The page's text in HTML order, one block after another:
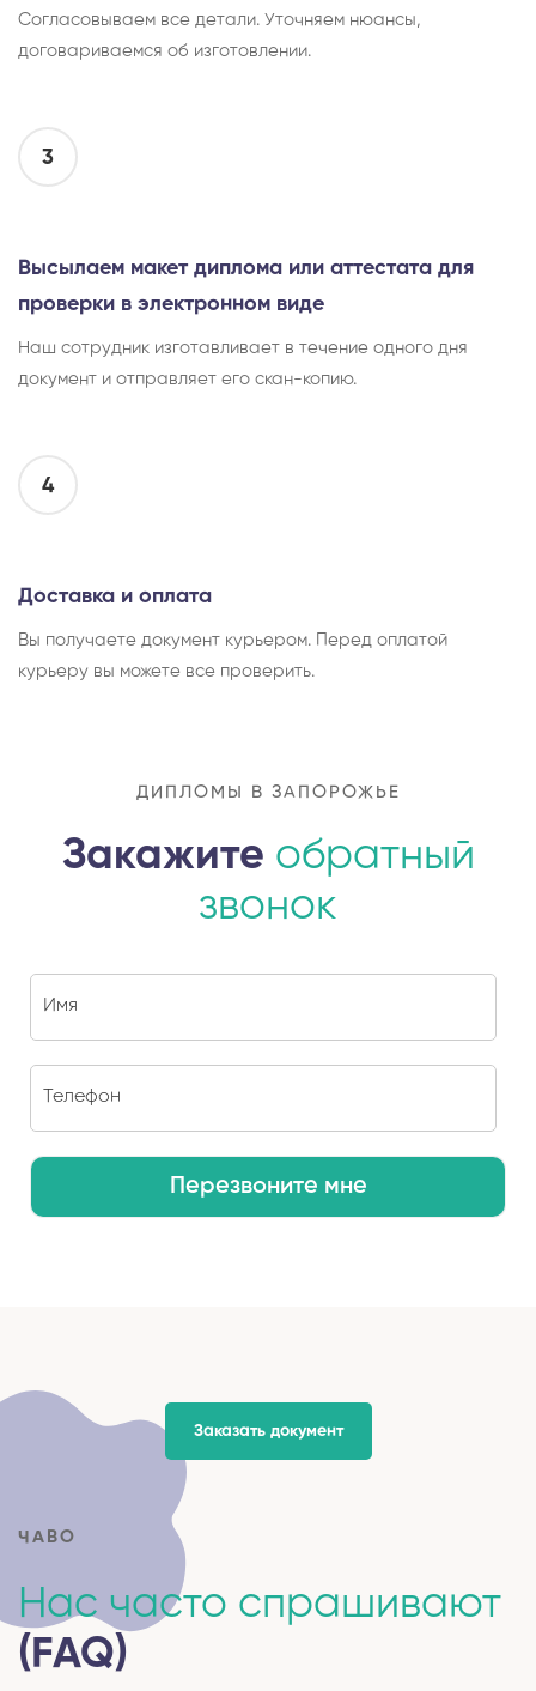
Согласовываем все детали. Уточняем нюансы,
договариваемся об изготовлении.
3
Высылаем макет диплома или аттестата для
проверки в электронном виде
Наш сотрудник изготавливает в течение одного дня
документ и отправляет его скан-копию.
4
Доставка и оплата
Вы получаете документ курьером. Перед оплатой
курьеру вы можете все проверить.
ДИПЛОМЫ В ЗАПОРОЖЬЕ
Закажите обратный
звонок
Перезвоните мне
Заказать документ
ЧАВО
Нас часто спрашивают
(FAQ)